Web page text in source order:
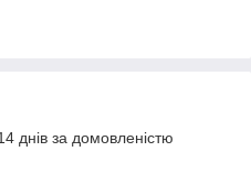
днів за домовленістю